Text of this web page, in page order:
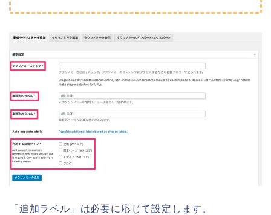
「追加ラベル」は必要に応じて設定します。